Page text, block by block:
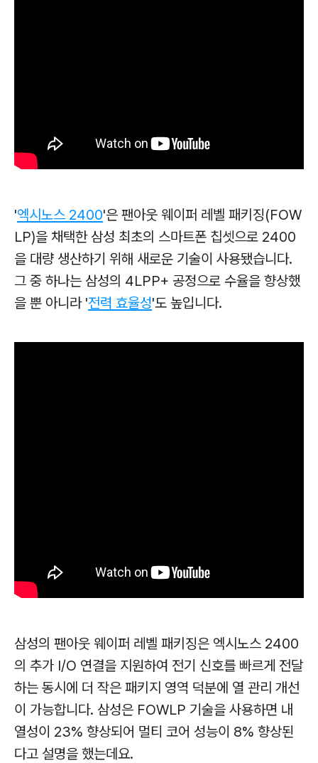
'엑시노스 2400'은 팬아웃 웨이퍼 레벨 패키징(FOW
LP)을 채택한 삼성 최초의 스마트폰 칩셋으로 2400
을 대량 생산하기 위해 새로운 기술이 사용됐습니다.
그 중 하나는 삼성의 4LPP+ 공정으로 수율을 향상했
을 뿐 아니라 '전력 효율성'도 높입니다.
삼성의 팬아웃 웨이퍼 레벨 패키징은 엑시노스 2400
의 추가 I/O 연결을 지원하여 전기 신호를 빠르게 전달
하는 동시에 더 작은 패키지 영역 덕분에 열 관리 개선
이 가능합니다. 삼성은 FOWLP 기술을 사용하면 내
열성이 23% 향상되어 멀티 코어 성능이 8% 향상된
다고 설명을 했는데요.